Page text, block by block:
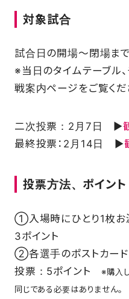
対象試合
試合日の開場～閉場ま
※当日のタイムテーブル
戦案内ページをご覧くだ
二次投票：2月7日 ▶
最終投票：2月14日 ▶
投票方法、ポイント
①入場時にひとり1枚お
3ポイント
②各選手のポストカー
投票：5ポイント※購入
同じである必要はありません。